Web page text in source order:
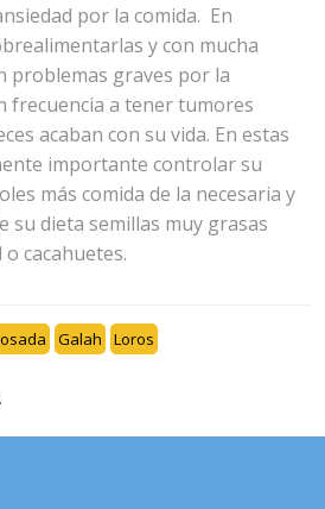
por la comida. En
y con mucha
problemas graves por la
frecuencia a tener tumores
acaban con su vida. En estas
importante controlar su
más comida de la necesaria y
su dieta semillas muy grasas
cacahuetes.
Galah Loros